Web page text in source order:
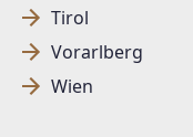
Tirol
Vorarlberg
Wien